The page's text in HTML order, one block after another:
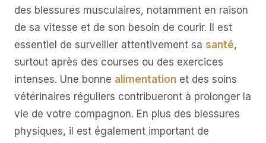
des blessures musculaires, notamment en raison
de sa vitesse et de son besoin de courir. Il est
essentiel de surveiller attentivement sa santé,
surtout après des courses ou des exercices
intenses. Une bonne alimentation et des soins
vétérinaires réguliers contribueront à prolonger la
vie de votre compagnon. En plus des blessures
physiques, il est également important de